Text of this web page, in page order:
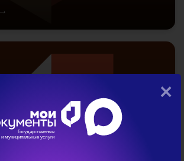
×
переписные участки,
центрах «Мои Документы» в
по проведению
переписи населения,